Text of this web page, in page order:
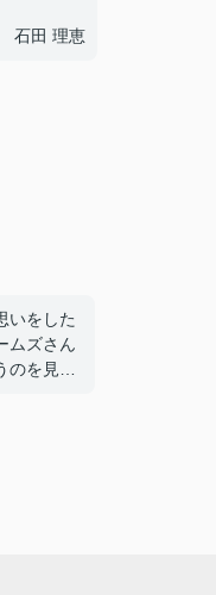
石田 理恵
いをした
ムズさん
のを見て